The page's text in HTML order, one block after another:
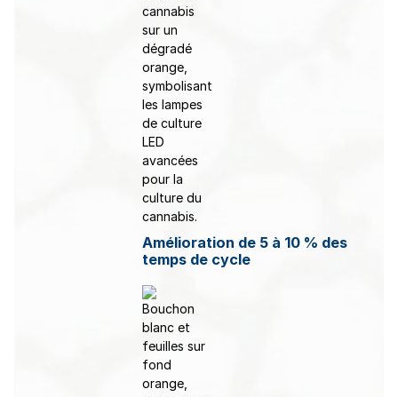
Amélioration de 5 à 10 % des
temps de cycle